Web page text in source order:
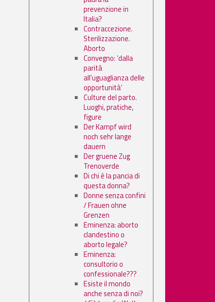
prevenzione in
Italia?
Contraccezione.
Sterilizzazione.
Aborto
Convegno: ’dalla
parità
all'uguaglianza delle
opportunità’
Culture del parto.
Luoghi, pratiche,
figure
Der Kampf wird
noch sehr lange
dauern
Der gruene Zug
Trenoverde
Di chi è la pancia di
questa donna?
Donne senza confini
/ Frauen ohne
Grenzen
Eminenza: aborto
clandestino o
aborto legale?
Eminenza:
consultorio o
confessionale???
Esiste il mondo
anche senza di noi?